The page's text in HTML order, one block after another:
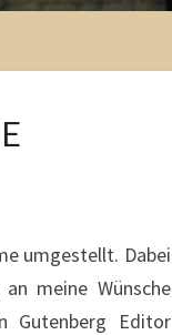
umgestellt. Dabei
meine Wünsche
Gutenberg Editor